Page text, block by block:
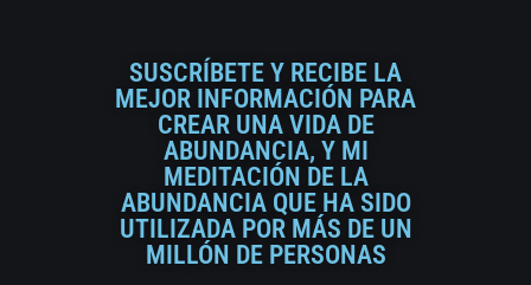
SUSCRÍBETE Y RECIBE LA
MEJOR INFORMACIÓN PARA
CREAR UNA VIDA DE
ABUNDANCIA, Y MI
MEDITACIÓN DE LA
ABUNDANCIA QUE HA SIDO
UTILIZADA POR MÁS DE UN
MILLÓN DE PERSONAS